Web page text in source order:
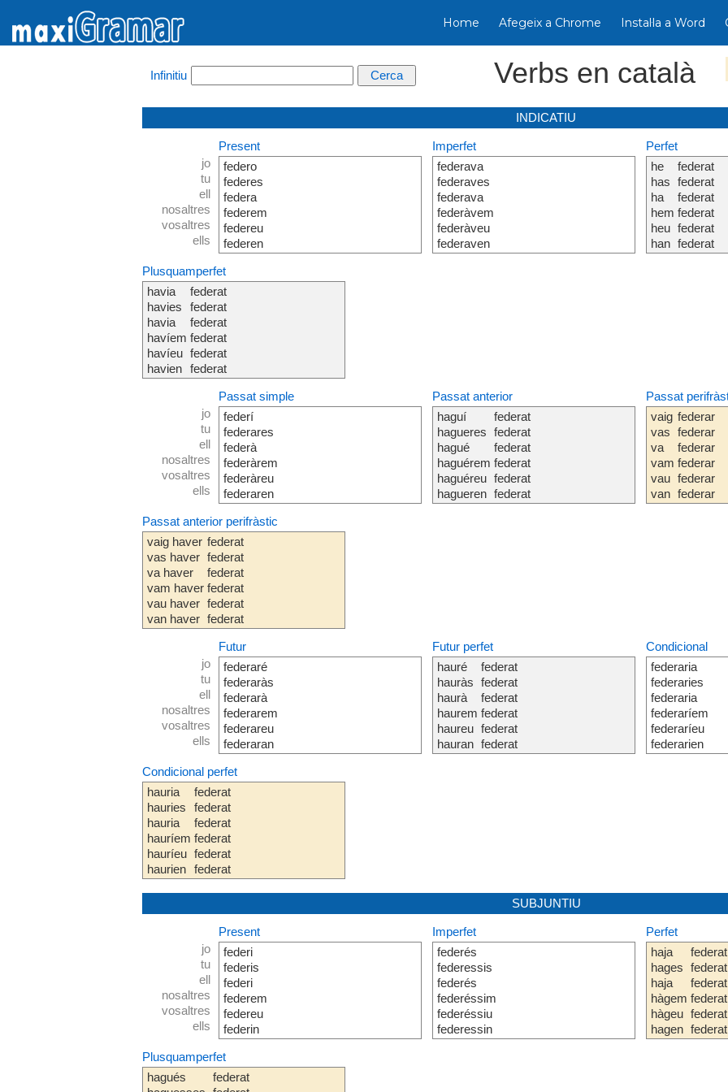
Home Afegeix a Chrome Instal·la a Word
Infinitiu Verbs en català
INDICATIU
jo
tu
ell
nosaltres
vosaltres
ells
Present
federo
federes
federa
federem
federeu
federen
Imperfet
federava
federaves
federava
federàvem
federàveu
federaven
Perfet
he
has
ha
hem
heu
han
federat
federat
federat
federat
federat
federat
Plusquamperfet
havia
havies
havia
havíem
havíeu
havien
federat
federat
federat
federat
federat
federat
jo
tu
ell
nosaltres
vosaltres
ells
Passat simple
federí
federares
federà
federàrem
federàreu
federaren
Passat anterior
haguí
hagueres
hagué
haguérem
haguéreu
hagueren
federat
federat
federat
federat
federat
federat
Passat
vaig
vas
va
vam
vau
van
federar
federar
federar
federar
federar
federar
Passat anterior perifràstic
vaig haver
vas haver
va haver
vam haver
vau haver
van haver
federat
federat
federat
federat
federat
federat
jo
tu
ell
nosaltres
vosaltres
ells
Futur
federaré
federaràs
federarà
federarem
federareu
federaran
Futur perfet
hauré
hauràs
haurà
haurem
haureu
hauran
federat
federat
federat
federat
federat
federat
Condicional
federaria
federaries
federaria
federaríem
federaríeu
federarien
Condicional perfet
hauria
hauries
hauria
hauríem
hauríeu
haurien
federat
federat
federat
federat
federat
federat
SUBJUNTIU
jo
tu
ell
nosaltres
vosaltres
ells
Present
federi
federis
federi
federem
federeu
federin
Imperfet
federés
federessis
federés
federéssim
federéssiu
federessin
Perfet
haja
hages
haja
hàgem
hàgeu
hagen
federat
federat
federat
federat
federat
federat
Plusquamperfet
hagués
federat